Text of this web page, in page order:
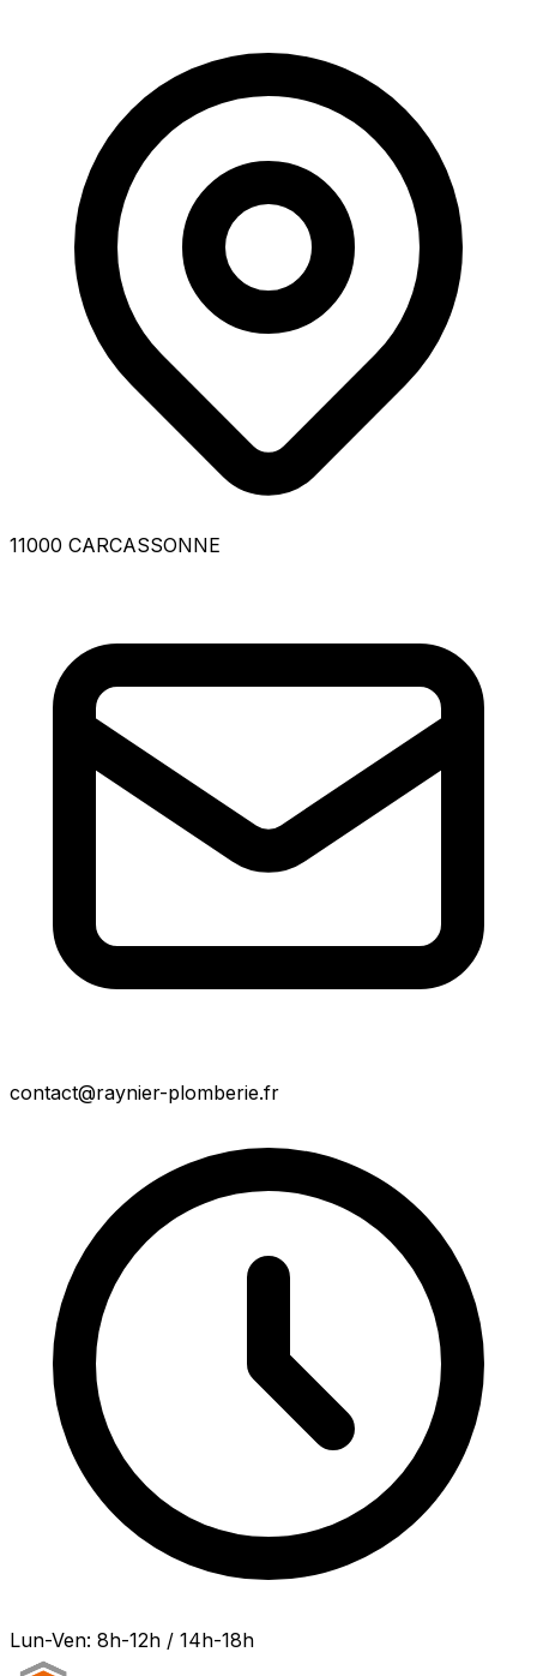
11000 CARCASSONNE
contact@raynier-plomberie.fr
Lun-Ven: 8h-12h / 14h-18h